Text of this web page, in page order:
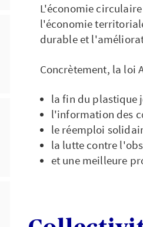
L'économie
l'économie
durable et
Concrètement, la loi
la fin du plastique
l'information des
le réemploi
la lutte contre
et une meilleure